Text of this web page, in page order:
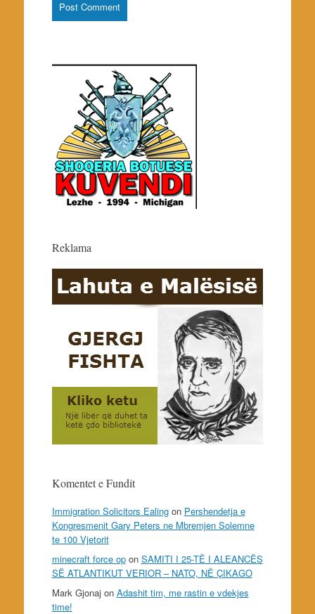
Reklama
Komentet e Fundit
Immigration Solicitors Ealingon Pershendetja e
Kongresmenit Gary Peters ne Mbremjen Solemne
te 100 Vjetorit
minecraft force opon SAMITI I 25-TË I ALEANCËS
SË ATLANTIKUT VERIOR – NATO, NË ÇIKAGO
Mark Gjonaj on Adashit tim, me rastin e vdekjes
time!